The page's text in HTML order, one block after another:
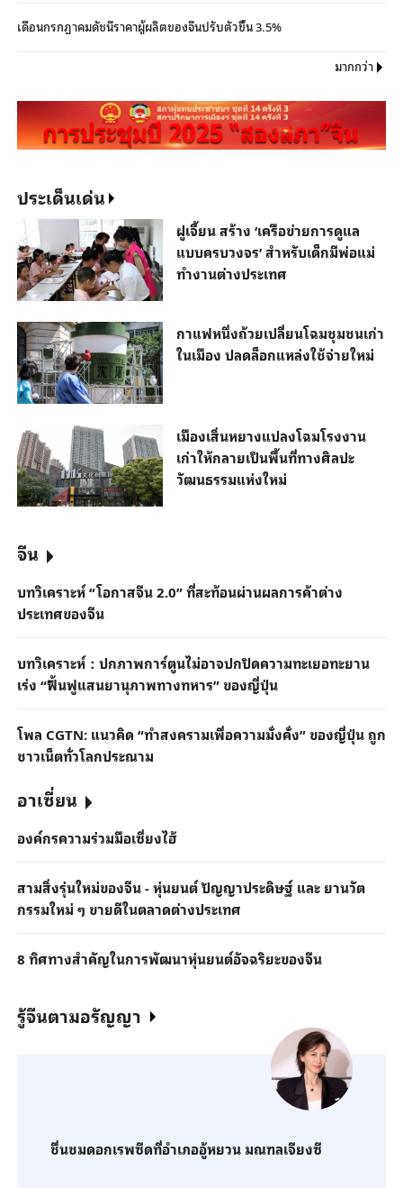
เดือนกรกฎาคมดัชนีราคาผู้ผลิตของจีนปรับตัวขึ้น 3.5%
มากกว่า
ประเด็นเด่น
ฝูเจี้ยน สร้าง ‘เครือข่ายการดูแล
แบบครบวงจร’ สำหรับเด็กมีพ่อแม่
ทำงานต่างประเทศ
กาแฟหนึ่งถ้วยเปลี่ยนโฉมชุมชนเก่า
ในเมือง ปลดล็อกแหล่งใช้จ่ายใหม่
เมืองเสิ่นหยางแปลงโฉมโรงงาน
เก่าให้กลายเป็นพื้นที่ทางศิลปะ
วัฒนธรรมแห่งใหม่
จีน
บทวิเคราะห์ “โอกาสจีน 2.0” ที่สะท้อนผ่านผลการค้าต่าง
ประเทศของจีน
บทวิเคราะห์：ปกภาพการ์ตูนไม่อาจปกปิดความทะเยอทะยาน
เร่ง “ฟื้นฟูแสนยานุภาพทางทหาร” ของญี่ปุ่น
โพล CGTN: แนวคิด “ทำสงครามเพื่อความมั่งคั่ง” ของญี่ปุ่น ถูก
ชาวเน็ตทั่วโลกประณาม
อาเซี่ยน
องค์กรความร่วมมือเซี่ยงไฮ้
สามสิ่งรุ่นใหม่ของจีน - หุ่นยนต์ ปัญญาประดิษฐ์ และ ยานวัต
กรรมใหม่ ๆ ขายดีในตลาดต่างประเทศ
8 ทิศทางสำคัญในการพัฒนาหุ่นยนต์อัจฉริยะของจีน
รู้จีนตามอรัญญา
ชื่นชมดอกเรพซีดที่อำเภออู้หยวน มณฑลเจียงซี